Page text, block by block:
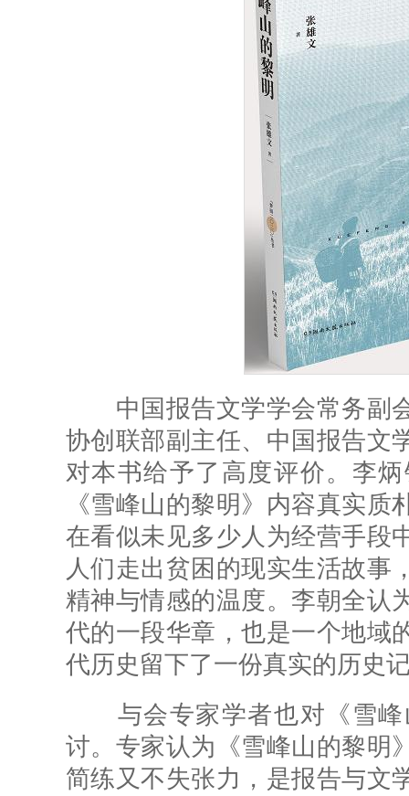
中国报告文学学会常务副
协创联部副主任、中国报告文
对本书给予了高度评价。李
《雪峰山的黎明》内容真实
在看似未见多少人为经营手段
人们走出贫困的现实生活故事
精神与情感的温度。李朝全认
代的一段华章，也是一个地域
代历史留下了一份真实的历史
与会专家学者也对《雪峰
讨。专家认为《雪峰山的黎明
简练又不失张力，是报告与文